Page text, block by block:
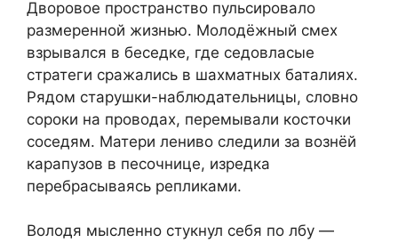
Дворовое пространство пульсировало
размеренной жизнью. Молодёжный смех
взрывался в беседке, где седовласые
стратеги сражались в шахматных баталиях.
Рядом старушки-наблюдательницы, словно
сороки на проводах, перемывали косточки
соседям. Матери лениво следили за вознёй
карапузов в песочнице, изредка
перебрасываясь репликами.
Володя мысленно стукнул себя по лбу —